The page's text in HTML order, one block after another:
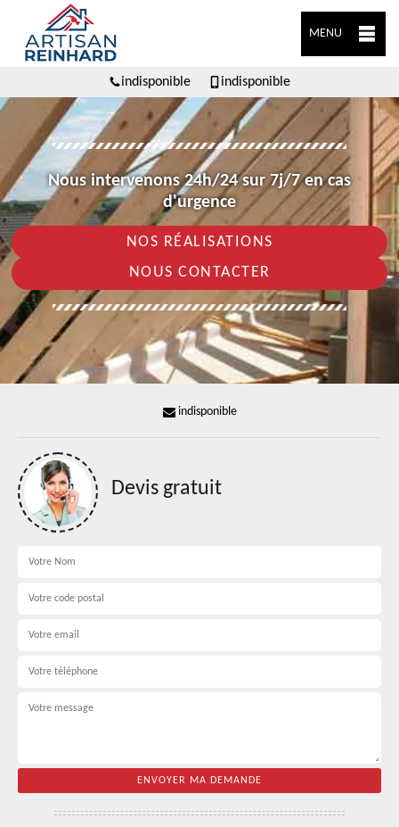
MENU
indisponible indisponible
Nous intervenons 24h/24 sur 7j/7 en cas
d'urgence
NOS RÉALISATIONS
NOUS CONTACTER
indisponible
Devis gratuit